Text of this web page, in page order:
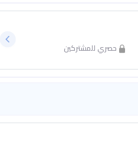
حصري للمشتركين